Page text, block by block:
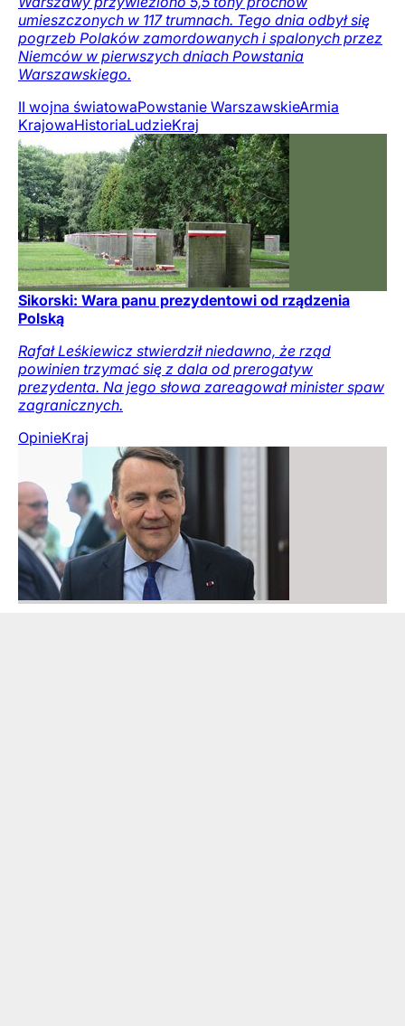
umieszczonych w 117 trumnach. Tego dnia odbył się
pogrzeb Polaków zamordowanych i spalonych przez
Niemców w pierwszych dniach Powstania
Warszawskiego.
II wojna światowaPowstanie WarszawskieArmia
KrajowaHistoriaLudzieKraj
Sikorski: Wara panu prezydentowi od rządzenia
Polską
Rafał Leśkiewicz stwierdził niedawno, że rząd
powinien trzymać się z dala od prerogatyw
prezydenta. Na jego słowa zareagował minister spaw
zagranicznych.
OpinieKraj